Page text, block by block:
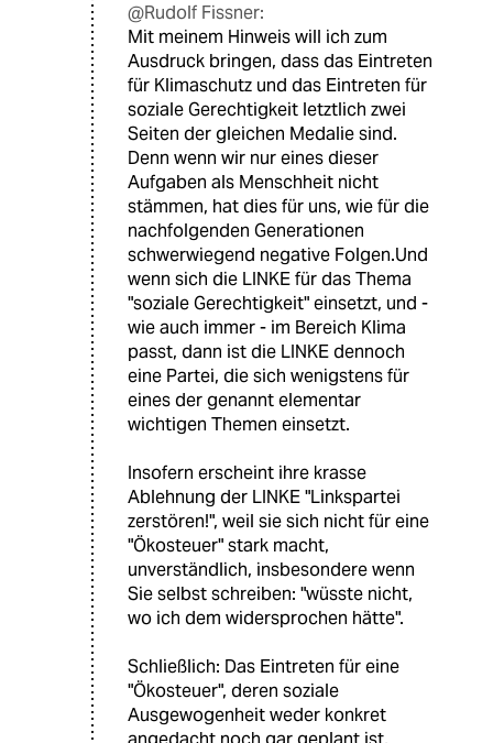
@Rudolf Fissner:
Mit meinem Hinweis will ich zum
Ausdruck bringen, dass das Eintreten
für Klimaschutz und das Eintreten für
soziale Gerechtigkeit letztlich zwei
Seiten der gleichen Medalie sind.
Denn wenn wir nur eines dieser
Aufgaben als Menschheit nicht
stämmen, hat dies für uns, wie für die
nachfolgenden Generationen
schwerwiegend negative Folgen.Und
wenn sich die LINKE für das Thema
"soziale Gerechtigkeit" einsetzt, und -
wie auch immer - im Bereich Klima
passt, dann ist die LINKE dennoch
eine Partei, die sich wenigstens für
eines der genannt elementar
wichtigen Themen einsetzt.
Insofern erscheint ihre krasse
Ablehnung der LINKE "Linkspartei
zerstören!", weil sie sich nicht für eine
"Ökosteuer" stark macht,
unverständlich, insbesondere wenn
Sie selbst schreiben: "wüsste nicht,
wo ich dem widersprochen hätte".
Schließlich: Das Eintreten für eine
"Ökosteuer", deren soziale
Ausgewogenheit weder konkret